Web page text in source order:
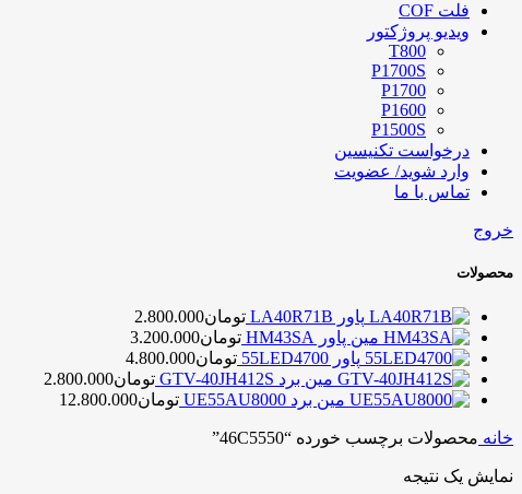
فلت COF
ویدیو پروژکتور
T800
P1700S
P1700
P1600
P1500S
درخواست تکنیسین
وارد شوید/ عضویت
تماس با ما
خروج
محصولات
پاور LA40R71B تومان2.800.000
مین پاور HM43SA
تومان3.200.000
پاور 55LED4700
تومان4.800.000
مین برد GTV-40JH412S
تومان2.800.000
مین برد UE55AU8000
تومان12.800.000
خانه محصولات برچسب خورده “46C5550”
نمایش یک نتیجه